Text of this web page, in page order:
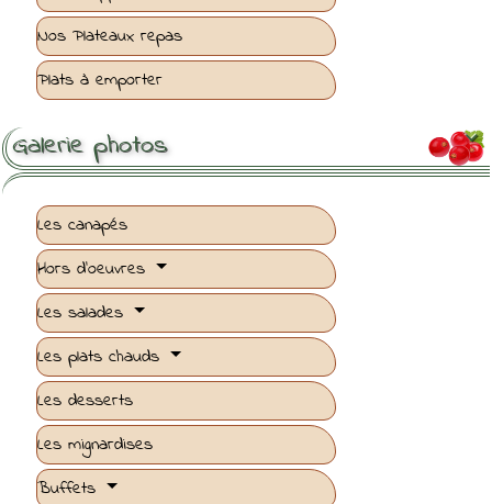
Nos Plateaux repas
Plats à emporter

Galerie photos
Les canapés
Hors d'oeuvres
Les salades
Les plats chauds
Les desserts
Les mignardises
Buffets